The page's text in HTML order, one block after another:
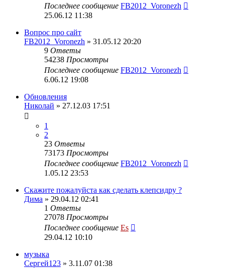
Последнее сообщение FB2012_Voronezh
25.06.12 11:38
Вопрос про сайт
FB2012_Voronezh » 31.05.12 20:20
9 Ответы
54238 Просмотры
Последнее сообщение FB2012_Voronezh
6.06.12 19:08
Обновления
Николай » 27.12.03 17:51
1
2
23 Ответы
73173 Просмотры
Последнее сообщение FB2012_Voronezh
1.05.12 23:53
Скажите пожалуйста как сделать клепсидру ?
Дима » 29.04.12 02:41
1 Ответы
27078 Просмотры
Последнее сообщение Es
29.04.12 10:10
музыка
Сергей123 » 3.11.07 01:38